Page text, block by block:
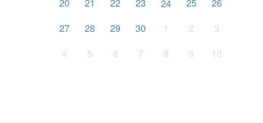
24
27
28 29 30 1 2
3
4
5 6 7 8 9 10